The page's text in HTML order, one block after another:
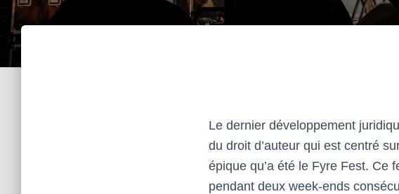
Le dernier développement
du droit d’auteur qui est centré
épique qu’a été le Fyre Fest. Ce
pendant deux week-ends